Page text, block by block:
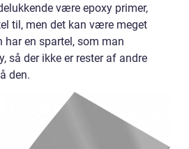
være epoxy primer,
til, men det kan være meget
en spartel, som man
så der ikke er rester af andre
den.